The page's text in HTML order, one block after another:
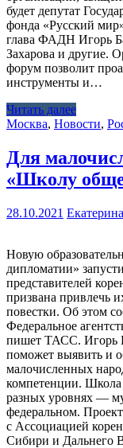
будет депутат
фонда «Русский
глава ФАДН Игорь
Захарова и другие.
форум позволит
инструменты и…
Читать далее
Москва, Новости,
Для
«Школу
28.10.2021
Новую
дипломатии»
представителей
призвана привлечь
повестки. Об этом
Федеральное
пишет ТАСС. Игорь
поможет выявить и
малочисленных
компетенции. Школа
разных уровнях —
федеральном.
с Ассоциацией
Сибири и Дальнего